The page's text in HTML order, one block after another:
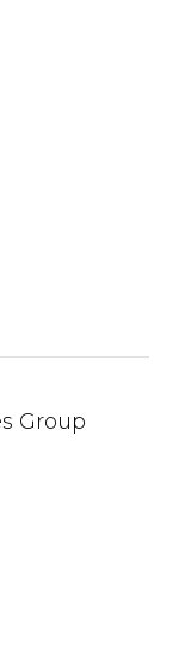
Group